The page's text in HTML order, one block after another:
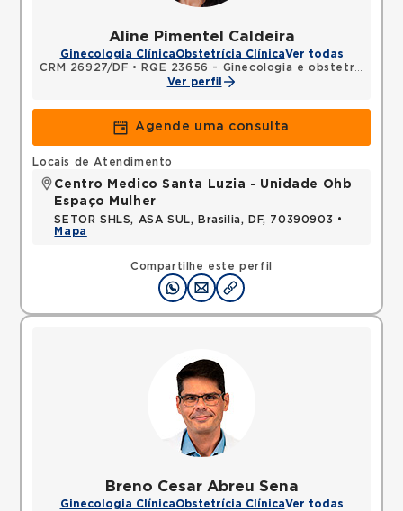
Aline Pimentel Caldeira
Ginecologia ClínicaObstetrícia ClínicaVer todas
CRM 26927/DF •
RQE 23656 - Ginecologia e obstetrícia
Ver perfil
Agende uma consulta
Compartilhe este perfil
Locais de Atendimento
Centro Medico Santa Luzia - Unidade Ohb
Espaço Mulher
SETOR SHLS, ASA SUL, Brasilia, DF, 70390903 •
Mapa
Breno Cesar Abreu Sena
Ginecologia ClínicaObstetrícia ClínicaVer todas